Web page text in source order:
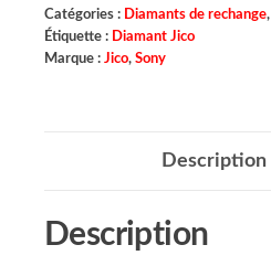
Catégories : Diamants de rechange,
Étiquette : Diamant Jico
Marque : Jico, Sony
Description
Description